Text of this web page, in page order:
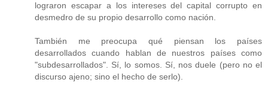
lograron escapar a los intereses del capital corrupto en
desmedro de su propio desarrollo como nación.
También me preocupa qué piensan los países
desarrollados cuando hablan de nuestros países como
"subdesarrollados". Sí, lo somos. Sí, nos duele (pero no el
discurso ajeno; sino el hecho de serlo).